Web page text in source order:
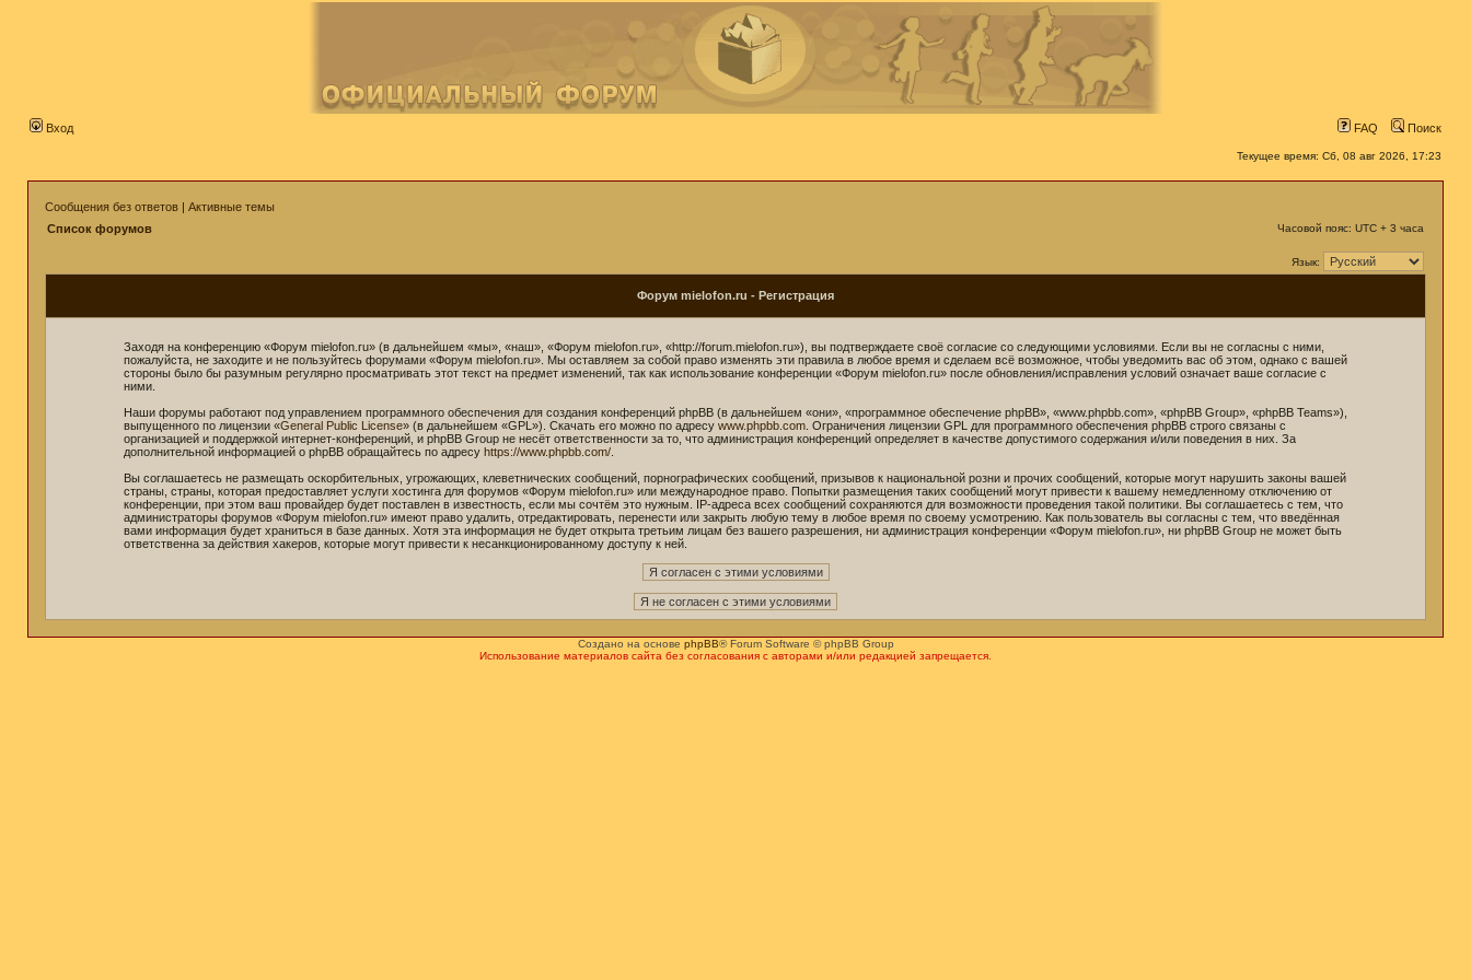
Вход FAQ Поиск
Текущее время: Сб, 08 авг 2026, 17:23
Сообщения без ответов | Активные темы
Список форумов
Часовой пояс: UTC + 3 часа
Язык:
Форум mielofon.ru - Регистрация
Заходя на конференцию «Форум mielofon.ru» (в дальнейшем «мы», «наш», «Форум mielofon.ru», «http://forum.mielofon.ru»), вы подтверждаете своё согласие со следующими условиями. Если вы не согласны с ними,
пожалуйста, не заходите и не пользуйтесь форумами «Форум mielofon.ru». Мы оставляем за собой право изменять эти правила в любое время и сделаем всё возможное, чтобы уведомить вас об этом, однако с вашей
стороны было бы разумным регулярно просматривать этот текст на предмет изменений, так как использование конференции «Форум mielofon.ru» после обновления/исправления условий означает ваше согласие с
ними.
Наши форумы работают под управлением программного обеспечения для создания конференций phpBB (в дальнейшем «они», «программное обеспечение phpBB», «www.phpbb.com», «phpBB Group», «phpBB Teams»),
выпущенного по лицензии «General Public License» (в дальнейшем «GPL»). Скачать его можно по адресу www.phpbb.com . Ограничения лицензии GPL для программного обеспечения phpBB строго связаны с
организацией и поддержкой интернет-конференций, и phpBB Group не несёт ответственности за то, что администрация конференций определяет в качестве допустимого содержания и/или поведения в них. За
дополнительной информацией о phpBB обращайтесь по адресу https://www.phpbb.com/
Вы соглашаетесь не размещать оскорбительных, угрожающих, клеветнических сообщений, порнографических сообщений, призывов к национальной розни и прочих сообщений, которые могут нарушить законы вашей
страны, страны, которая предоставляет услуги хостинга для форумов «Форум mielofon.ru» или международное право. Попытки размещения таких сообщений могут привести к вашему немедленному отключению от
конференции, при этом ваш провайдер будет поставлен в известность, если мы сочтём это нужным. IP-адреса всех сообщений сохраняются для возможности проведения такой политики. Вы соглашаетесь с тем, что
администраторы форумов «Форум mielofon.ru» имеют право удалить, отредактировать, перенести или закрыть любую тему в любое время по своему усмотрению. Как пользователь вы согласны с тем, что введённая
вами информация будет храниться в базе данных. Хотя эта информация не будет открыта третьим лицам без вашего разрешения, ни администрация конференции «Форум mielofon.ru», ни phpBB Group не может быть
ответственна за действия хакеров, которые могут привести к несанкционированному доступу к ней.
Создано на основе phpBB® Forum Software © phpBB Group
Использование материалов сайта без согласования с авторами и/или редакцией запрещается.